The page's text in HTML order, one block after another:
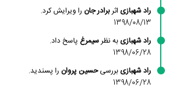
راد شهبازی اثربرادر جان را ویرایش کرد.
1398/08/13
راد شهبازیبه نظرسیمرغ پاسخ داد.
1398/06/28
راد شهبازیبررسیحسین پروان را پسندید.
1398/06/28